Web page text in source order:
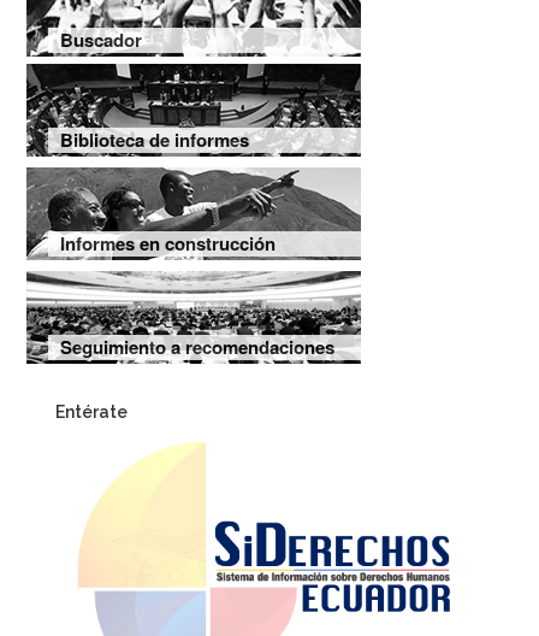
Buscador
Biblioteca de informes
Informes en construcción
Seguimiento a recomendaciones
Entérate